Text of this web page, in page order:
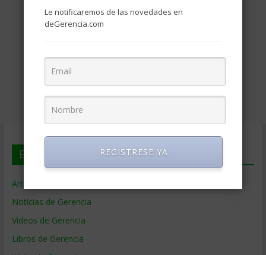
En deGerencia.com
Artículos de Gerencia
Noticias de Gerencia
Videos de Gerencia
Libros de Gerencia
Le notificaremos de las novedades en
deGerencia.com
REGISTRESE YA